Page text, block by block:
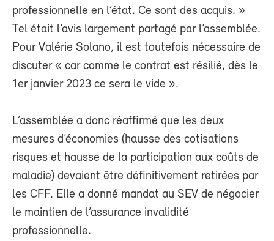
professionnelle en l’état. Ce sont des acquis. »
Tel était l’avis largement partagé par l’assemblée.
Pour Valérie Solano, il est toutefois nécessaire de
discuter « car comme le contrat est résilié, dès le
1er janvier 2023 ce sera le vide ».
L’assemblée a donc réaffirmé que les deux
mesures d’économies (hausse des cotisations
risques et hausse de la participation aux coûts de
maladie) devaient être définitivement retirées par
les CFF. Elle a donné mandat au SEV de négocier
le maintien de l’assurance invalidité
professionnelle.